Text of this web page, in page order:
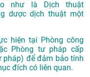
như là
Dịch thuật
dược dịch thuật một
hiện tại Phòng công
Phòng tư pháp cấp
pháp) để đảm bảo tính
đích có liên quan.